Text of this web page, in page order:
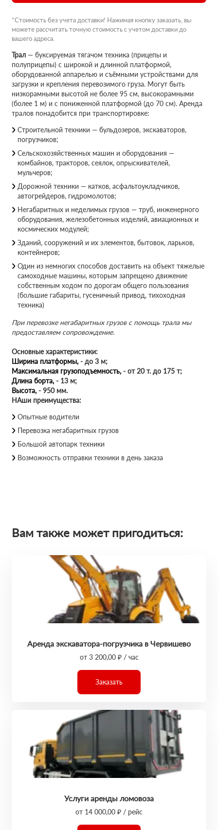
*Стоимость без учета доставки! Нажимая кнопку заказать, вы
можете рассчитать точную стоимость с учетом доставки до
вашего адреса.
Трал — буксируемая тягачом техника (прицепы и
полуприцепы) с широкой и длинной платформой,
оборудованной аппарелью и съёмными устройствами для
загрузки и крепления перевозимого груза. Могут быть
низкорамными высотой не более 95 см, высокорамными
(более 1 м) и с пониженной платформой (до 70 см). Аренда
тралов понадобится при транспортировке:
Строительной техники — бульдозеров, экскаваторов,
погрузчиков;
Сельскохозяйственных машин и оборудования —
комбайнов, тракторов, сеялок, опрыскивателей,
мульчеров;
Дорожной техники — катков, асфальтоукладчиков,
автогрейдеров, гидромолотов;
Негабаритных и неделимых грузов — труб, инженерного
оборудования, железобетонных изделий, авиационных и
космических модулей;
Зданий, сооружений и их элементов, бытовок, ларьков,
контейнеров;
Один из немногих способов доставить на объект тяжелые
самоходные машины, которым запрещено движение
собственным ходом по дорогам общего пользования
(большие габариты, гусеничный привод, тихоходная
техника)
При перевозке негабаритных грузов с помощь трала мы
предоставляем сопровождение.
Основные характеристики:
Ширина платформы, - до 3 м;
Максимальная грузоподъемность, - от 20 т. до 175 т;
Длина борта, - 13 м;
Высота, - 950 мм.
НАши преимущества:
Опытные водители
Перевозка негабаритных грузов
Большой автопарк техники
Возможность отправки техники в день заказа
Вам также может пригодиться:
Аренда экскаватора-погрузчика в Червишево
от 3 200,00 ₽ / час
Заказать
Услуги аренды ломовоза
от 14 000,00 ₽ / рейс